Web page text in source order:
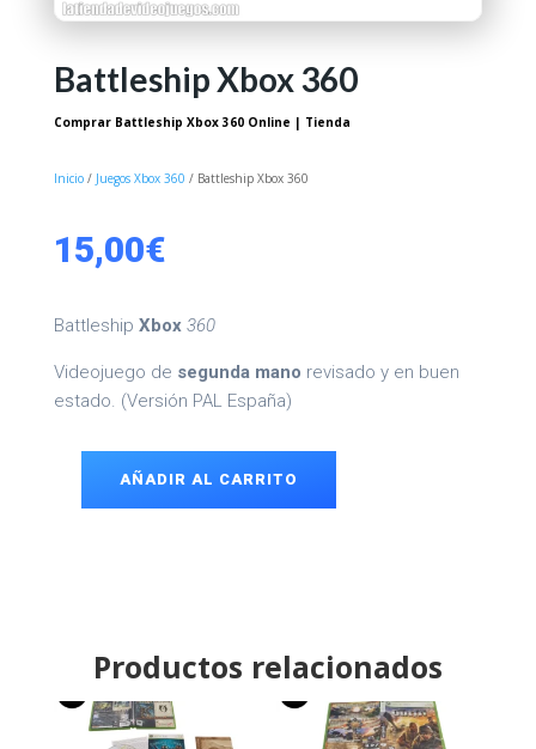
Battleship Xbox 360
Comprar Battleship Xbox 360 Online | Tienda
Inicio/ Juegos Xbox 360 / Battleship Xbox 360
15,00€
Battleship Xbox360
Videojuego de segunda mano revisado y en buen
estado. (Versión PAL España)
AÑADIR AL CARRITO
Productos relacionados